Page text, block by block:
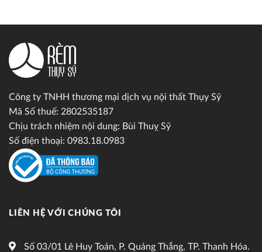
Công ty TNHH thương mại dịch vụ nội thất Thụy Sỹ
Mã Số thuế: 2802535187
Chịu trách nhiệm nội dung: Bùi Thuỵ Sỹ
Số điện thoại: 0983.18.0983
LIÊN HỆ VỚI CHÚNG TÔI
Số 03/01 Lê Huy Toán, P. Quảng Thắng, TP. Thanh Hóa.